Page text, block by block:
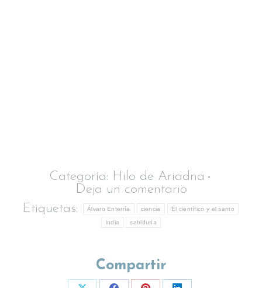
Categoría: Hilo de Ariadna
Deja un comentario
Etiquetas:
Álvaro Enterría ciencia El científico y el santo
India sabiduría
Compartir